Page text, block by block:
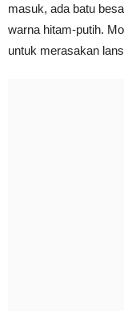
masuk, ada batu
warna hitam-putih.
untuk merasakan